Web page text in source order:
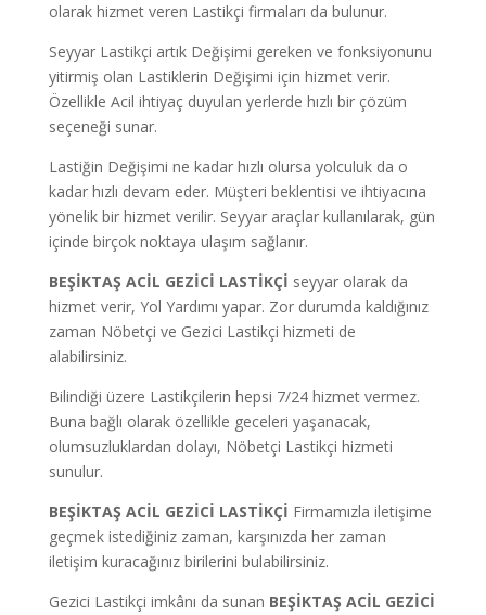
olarak hizmet veren Lastikçi firmaları da bulunur.
Seyyar Lastikçi artık Değişimi gereken ve fonksiyonunu
yitirmiş olan Lastiklerin Değişimi için hizmet verir.
Özellikle Acil ihtiyaç duyulan yerlerde hızlı bir çözüm
seçeneği sunar.
Lastiğin Değişimi ne kadar hızlı olursa yolculuk da o
kadar hızlı devam eder. Müşteri beklentisi ve ihtiyacına
yönelik bir hizmet verilir. Seyyar araçlar kullanılarak, gün
içinde birçok noktaya ulaşım sağlanır.
BEŞİKTAŞ ACİL GEZİCİ LASTİKÇİ seyyar olarak da
hizmet verir, Yol Yardımı yapar. Zor durumda kaldığınız
zaman Nöbetçi ve Gezici Lastikçi hizmeti de
alabilirsiniz.
Bilindiği üzere Lastikçilerin hepsi 7/24 hizmet vermez.
Buna bağlı olarak özellikle geceleri yaşanacak,
olumsuzluklardan dolayı, Nöbetçi Lastikçi hizmeti
sunulur.
BEŞİKTAŞ ACİL GEZİCİ LASTİKÇİ Firmamızla iletişime
geçmek istediğiniz zaman, karşınızda her zaman
iletişim kuracağınız birilerini bulabilirsiniz.
Gezici Lastikçi imkânı da sunan BEŞİKTAŞ ACİL GEZİCİ